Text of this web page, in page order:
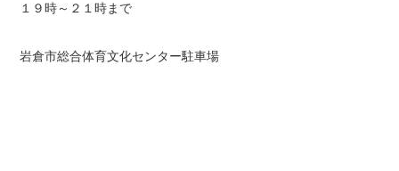
１９時～２１時まで
岩倉市総合体育文化センター駐車場